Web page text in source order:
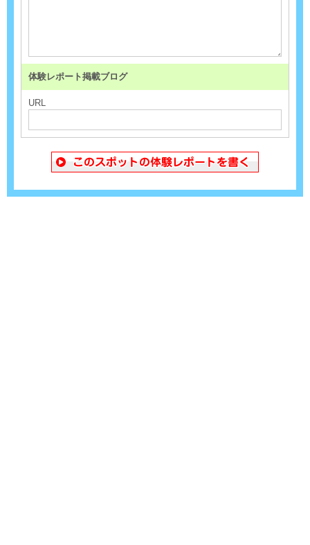
体験レポート掲載ブログ
URL